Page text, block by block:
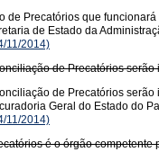
de Precatórios que
de Estado da
11/2014)
de Precatórios
de Precatórios
Geral do Estado do
11/2014)
é o órgão